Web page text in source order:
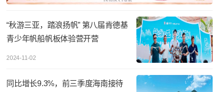
“秋游三亚，踏浪扬帆” 第八届肯德基
青少年帆船帆板体验营开营
2024-11-02
同比增长9.3%，前三季度海南接待